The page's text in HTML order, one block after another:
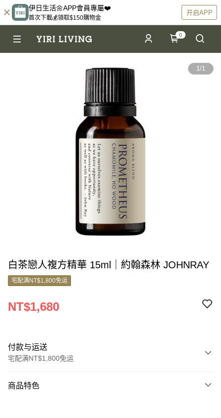
伊日生活🌼APP會員專屬❤️
首次下載💰領取$150購物金
开启APP
0
1/1
白茶戀人複方精華 15ml｜約翰森林 JOHNRAY
宅配满NT$1,800免运
NT$1,680
付款与运送
宅配满NT$1,800免运
信用卡一次付款
商品特色